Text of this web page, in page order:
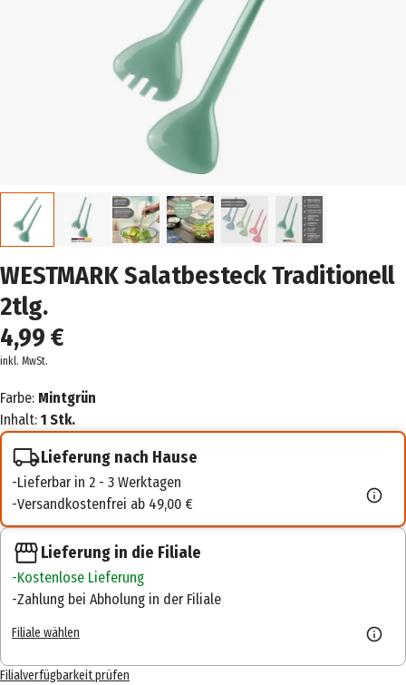
WESTMARK Salatbesteck Traditionell
2tlg.
4,99 €
inkl. MwSt.
Farbe: Mintgrün
Inhalt: 1 Stk.
Lieferung nach Hause
Lieferbar in 2 - 3 Werktagen
Versandkostenfrei ab 49,00 €
Lieferung in die Filiale
Kostenlose Lieferung
Zahlung bei Abholung in der Filiale
Filiale wählen
Filialverfügbarkeit prüfen